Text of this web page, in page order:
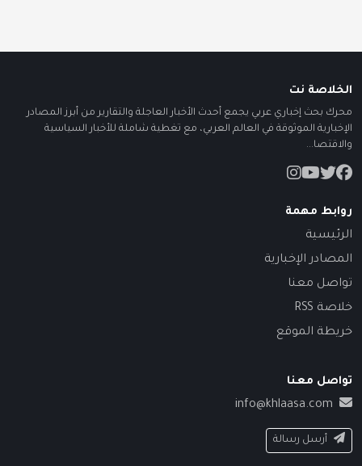
الخلاصة نت
محرك بحث إخباري عربي يجمع أحدث الأخبار العاجلة والتقارير من أبرز المصادر
الإخبارية الموثوقة في العالم العربي، مع تغطية شاملة للأخبار السياسية
والاقتصا...
روابط مهمة
الرئيسية
المصادر الإخبارية
تواصل معنا
خلاصة RSS
خريطة الموقع
تواصل معنا
info@khlaasa.com
أرسل رسالة